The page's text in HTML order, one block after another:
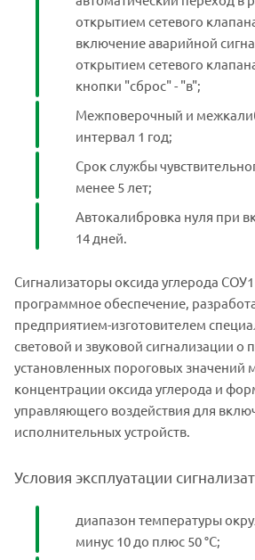
открытием сетевого
включение аварийной
открытием сетевого
кнопки "сброс" - "в";
Межповерочный и
интервал 1 год;
Срок службы
менее 5 лет;
Автокалибровка нуля при
14 дней.
Сигнализаторы оксида углерода
программное обеспечение,
предприятием-изготовителем
световой и звуковой сигнализации о
установленных пороговых значений
концентрации оксида углерода и
управляющего воздействия для
исполнительных устройств.
Условия эксплуатации
диапазон температуры
минус 10 до плюс 50 °С;